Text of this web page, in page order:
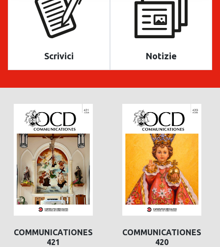
Scrivici Notizie
COMMUNICATIONES
421
COMMUNICATIONES
420